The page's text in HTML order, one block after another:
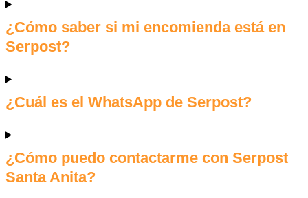
¿Cómo saber si mi encomienda está en
Serpost?
¿Cuál es el WhatsApp de Serpost?
¿Cómo puedo contactarme con Serpost
Santa Anita?